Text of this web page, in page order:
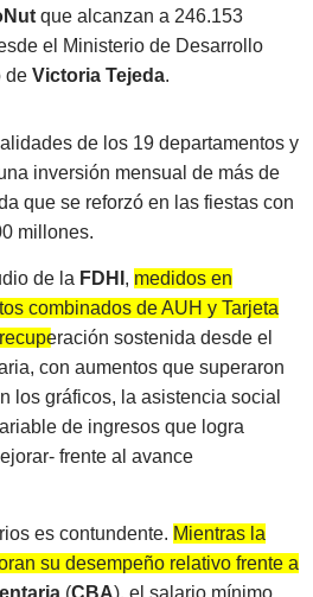
que alcanzan a 246.153
el Ministerio de Desarrollo
de Victoria Tejeda.
de los 19 departamentos y
inversión mensual de más de
que se reforzó en las fiestas con
millones.
de la FDHI , medidos en
combinados de AUH y Tarjeta
sostenida desde el
, con aumentos que superaron
los gráficos, la asistencia social
de ingresos que logra
frente al avance
es contundente. Mientras la
su desempeño relativo frente a
(CBA), el salario mínimo